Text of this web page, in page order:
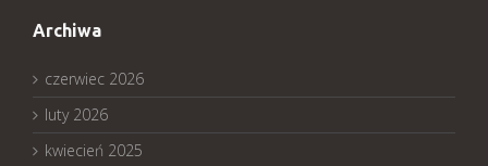
Archiwa
czerwiec 2026
luty 2026
kwiecień 2025